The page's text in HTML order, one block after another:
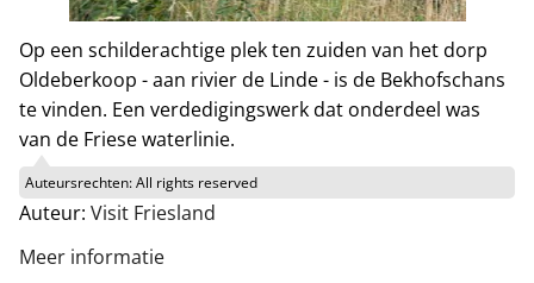
Op een schilderachtige plek ten zuiden van het dorp
Oldeberkoop - aan rivier de Linde - is de Bekhofschans
te vinden. Een verdedigingswerk dat onderdeel was
van de Friese waterlinie.
Auteursrechten:All rights reserved
Auteur: Visit Friesland
Meer informatie